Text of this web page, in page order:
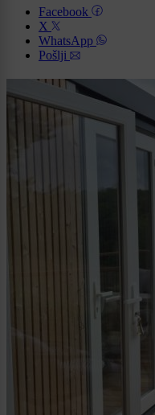
Facebook
X
WhatsApp
Pošlji